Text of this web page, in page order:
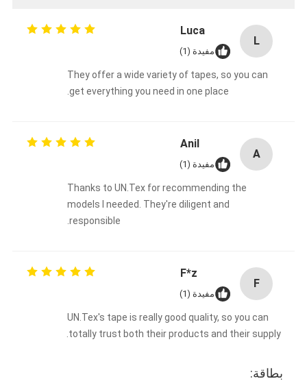
L
Luca
مفيدة (1)
They offer a wide variety of tapes, so you can
get everything you need in one place.
A
Anil
مفيدة (1)
Thanks to UN.Tex for recommending the
models I needed. They're diligent and
responsible.
F
F*z
مفيدة (1)
UN.Tex's tape is really good quality, so you can
totally trust both their products and their supply.
بطاقة: